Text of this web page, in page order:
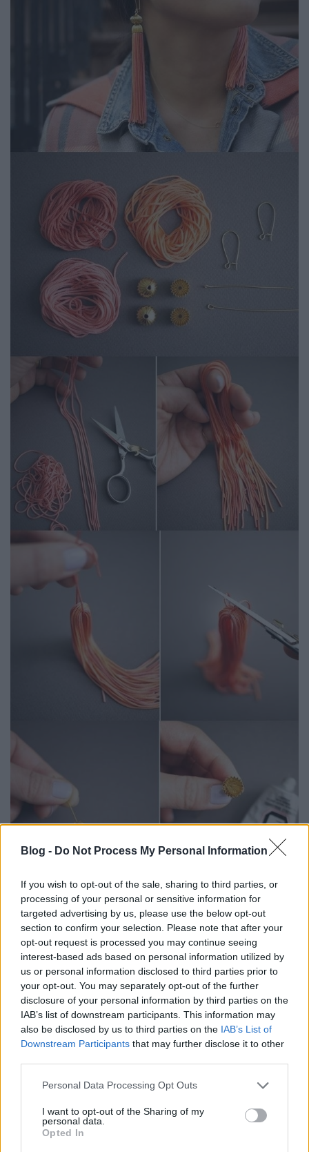
Blog - Do Not Process My Personal Information
If you wish to opt-out of the sale, sharing to third parties, or
processing of your personal or sensitive information for
targeted advertising by us, please use the below opt-out
section to confirm your selection. Please note that after your
opt-out request is processed you may continue seeing
interest-based ads based on personal information utilized by
us or personal information disclosed to third parties prior to
your opt-out. You may separately opt-out of the further
disclosure of your personal information by third parties on the
IAB’s list of downstream participants. This information may
also be disclosed by us to third parties on the IAB’s List of
Downstream Participants that may further disclose it to other
Please note that this website/app uses one or more Google
not limited to your visit or usage behaviour. You may click to
grant or deny consent to Google and its third-party tags to
use your data for below specified purposes in below Google
Personal Data Processing Opt Outs
I want to opt-out of the Sharing of my
personal data.
Opted In